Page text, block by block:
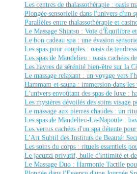
Les centres de thalassothérapie : oasis
Plongée sensorielle dans l'univers d'un
Parallèles entre thalassothérapie et
Le Massage Shiatsu : Voie d'Équilibre
Le bon cadeau spa : une évasion
Les spas pour couples : oasis de
Les spas de Mandelieu : oasis cachées
Les havres de sérénité bien-être sur la
Le massage relaxant : un voyage vers
Hammam et sauna : immersion dans les
L'univers envoûtant des spas de luxe :
Les mystères dévoilés des soins visage
Le massage aux pierres chaudes : un
Les spas de Mandelieu-La-Napoule :
Les vertus cachées d'un spa détente
L'Art Subtil des Instituts de Beauté:
Les soins du corps : rituels essentiels
Le jacuzzi privatif, bulle d'intimité et de
Le Massage Duo : Harmonie Tactile